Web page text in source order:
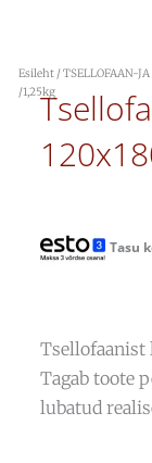
Esileht /TSELLOFAAN-
/1,25kg
Tasu
Tagab toote
lubatud